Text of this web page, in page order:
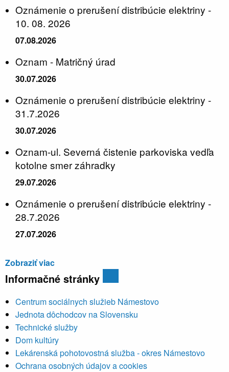
Oznámenie o prerušení distribúcie elektriny -
10. 08. 2026
07.08.2026
Oznam - Matričný úrad
30.07.2026
Oznámenie o prerušení distribúcie elektriny -
31.7.2026
30.07.2026
Oznam-ul. Severná čistenie parkoviska vedľa
kotolne smer záhradky
29.07.2026
Oznámenie o prerušení distribúcie elektriny -
28.7.2026
27.07.2026
Zobraziť viac
Informačné stránky
Centrum sociálnych služieb Námestovo
Jednota dôchodcov na Slovensku
Technické služby
Dom kultúry
Lekárenská pohotovostná služba - okres Námestovo
Ochrana osobných údajov a cookies